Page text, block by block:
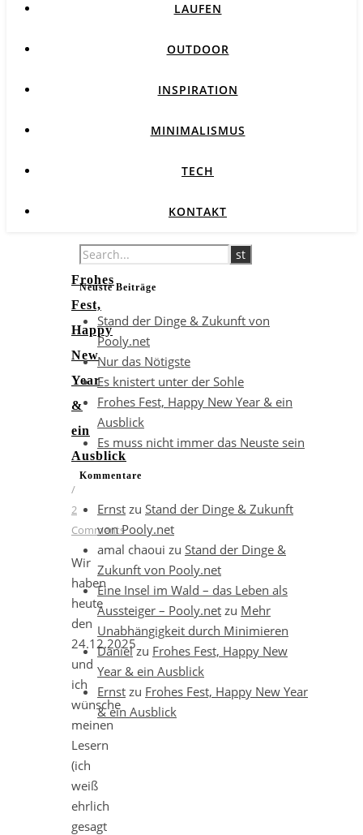
LAUFEN
OUTDOOR
INSPIRATION
MINIMALISMUS
TECH
KONTAKT
Frohes
Fest,
Happy
New
Year
&
ein
Ausblick
/
2
Comments
Wir
haben
heute
den
24.12.2025
und
ich
wünsche
meinen
Lesern
(ich
weiß
ehrlich
gesagt
Neuste Beiträge
Stand der Dinge & Zukunft von
Pooly.net
Nur das Nötigste
Es knistert unter der Sohle
Frohes Fest, Happy New Year & ein
Ausblick
Es muss nicht immer das Neuste sein
Kommentare
Ernst zu Stand der Dinge & Zukunft
von Pooly.net
amal chaoui zu Stand der Dinge &
Zukunft von Pooly.net
Eine Insel im Wald – das Leben als
Aussteiger – Pooly.net zu Mehr
Unabhängigkeit durch Minimieren
Danielzu Frohes Fest, Happy New
Year & ein Ausblick
Ernst zu Frohes Fest, Happy New Year
& ein Ausblick